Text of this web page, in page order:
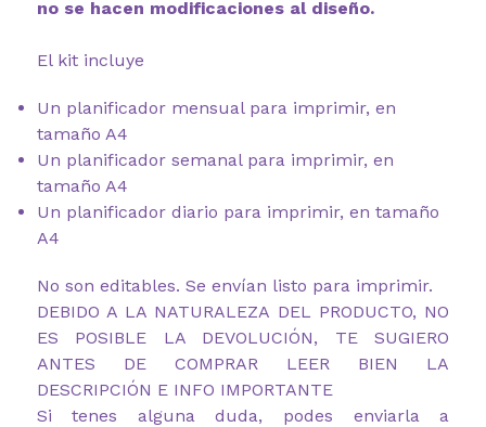
no se hacen modificaciones al diseño.
El kit incluye
Un planificador mensual para imprimir, en
tamaño A4
Un planificador semanal para imprimir, en
tamaño A4
Un planificador diario para imprimir, en tamaño
A4
No son editables. Se envían listo para imprimir.
DEBIDO A LA NATURALEZA DEL PRODUCTO, NO
ES POSIBLE LA DEVOLUCIÓN, TE SUGIERO
ANTES DE COMPRAR LEER BIEN LA
DESCRIPCIÓN E INFO IMPORTANTE
Si tenes alguna duda, podes enviarla a